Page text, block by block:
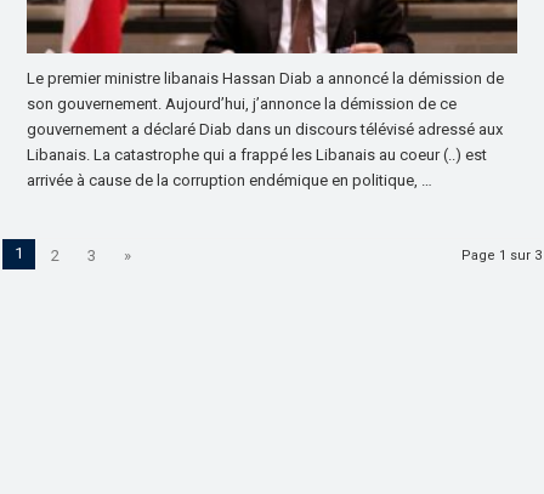
Le premier ministre libanais Hassan Diab a annoncé la démission de
son gouvernement. Aujourd’hui, j’annonce la démission de ce
gouvernement a déclaré Diab dans un discours télévisé adressé aux
Libanais. La catastrophe qui a frappé les Libanais au coeur (..) est
arrivée à cause de la corruption endémique en politique, …
Page 1 sur 3
1 2 3 »